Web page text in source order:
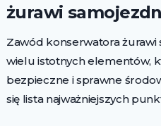
żurawi
Zawód konserwatora żurawi
wielu istotnych elementów,
bezpieczne i sprawne
się lista najważniejszych